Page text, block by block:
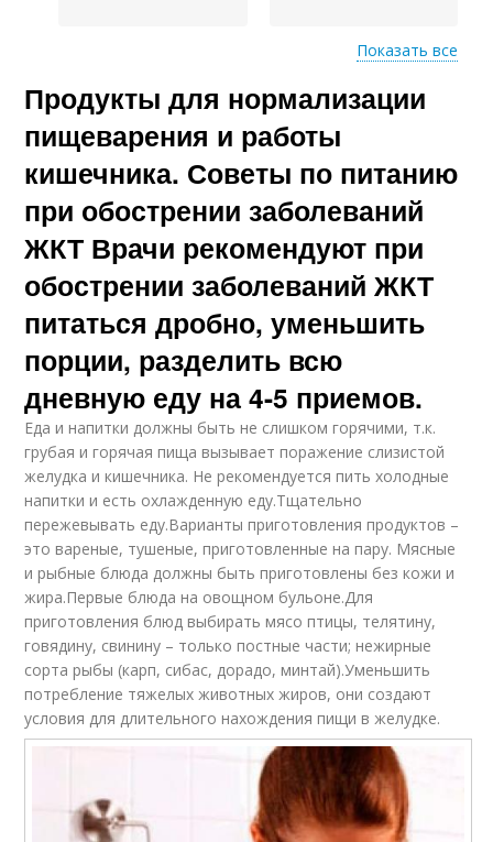
Диета при гастрите
Диета при
холелитиазе
Лечебная диета
Диеты при
Продукты при диете
Диета при
Диетотерапии при
заболеваниях
Диетотерапия при
Диеты при
заболеваниях
Диета при жировом
Диета для улучшения
Диета для
кишечника
Диеты при болезнях
Показать все
Продукты для нормализации
пищеварения и работы
кишечника. Советы по питанию
при обострении заболеваний
ЖКТ Врачи рекомендуют при
обострении заболеваний ЖКТ
питаться дробно, уменьшить
порции, разделить всю
дневную еду на 4-5 приемов.
Еда и напитки должны быть не слишком горячими, т.к.
грубая и горячая пища вызывает поражение слизистой
желудка и кишечника. Не рекомендуется пить холодные
напитки и есть охлажденную еду.Тщательно
пережевывать еду.Варианты приготовления продуктов –
это вареные, тушеные, приготовленные на пару. Мясные
и рыбные блюда должны быть приготовлены без кожи и
жира.Первые блюда на овощном бульоне.Для
приготовления блюд выбирать мясо птицы, телятину,
говядину, свинину – только постные части; нежирные
сорта рыбы (карп, сибас, дорадо, минтай).Уменьшить
потребление тяжелых животных жиров, они создают
условия для длительного нахождения пищи в желудке.